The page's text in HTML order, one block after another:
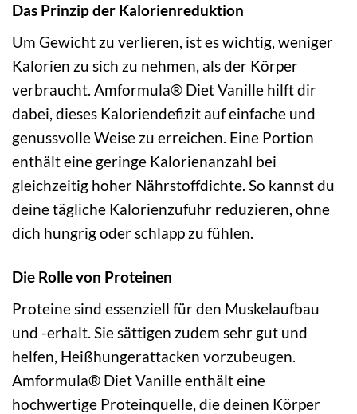
Das Prinzip der Kalorienreduktion
Um Gewicht zu verlieren, ist es wichtig, weniger
Kalorien zu sich zu nehmen, als der Körper
verbraucht. Amformula® Diet Vanille hilft dir
dabei, dieses Kaloriendefizit auf einfache und
genussvolle Weise zu erreichen. Eine Portion
enthält eine geringe Kalorienanzahl bei
gleichzeitig hoher Nährstoffdichte. So kannst du
deine tägliche Kalorienzufuhr reduzieren, ohne
dich hungrig oder schlapp zu fühlen.
Die Rolle von Proteinen
Proteine sind essenziell für den Muskelaufbau
und -erhalt. Sie sättigen zudem sehr gut und
helfen, Heißhungerattacken vorzubeugen.
Amformula® Diet Vanille enthält eine
hochwertige Proteinquelle, die deinen Körper